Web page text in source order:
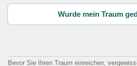
Wurde mein Traum
Bevor Sie Ihren Traum einreichen,